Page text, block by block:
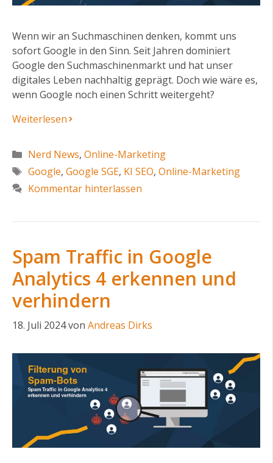
Wenn wir an Suchmaschinen denken, kommt uns
sofort Google in den Sinn. Seit Jahren dominiert
Google den Suchmaschinenmarkt und hat unser
digitales Leben nachhaltig geprägt. Doch wie wäre es,
wenn Google noch einen Schritt weitergeht?
Weiterlesen
Kategorien
Nerd News, Online-Marketing
Schlagwörter
Google, Google SGE, KI SEO, Online-Marketing
Kommentar hinterlassen
Spam Traffic in Google
Analytics 4 erkennen und
verhindern
18. Juli 2024von Andreas Dirks